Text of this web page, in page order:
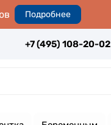
Подробнее
+7 (495) 108-20-02